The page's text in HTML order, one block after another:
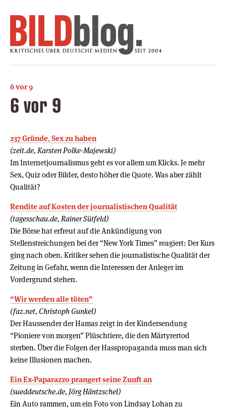
6 vor 9
6 vor 9
237 Gründe, Sex zu haben
(zeit.de, Karsten Polke-Majewski)
Im Internetjournalismus geht es vor allem um Klicks. Je mehr
Sex, Quiz oder Bilder, desto höher die Quote. Was aber zählt
Qualität?
Rendite auf Kosten der journalistischen Qualität
(tagesschau.de, Rainer Sütfeld)
Die Börse hat erfreut auf die Ankündigung von
Stellenstreichungen bei der “New York Times” reagiert: Der Kurs
ging nach oben. Kritiker sehen die journalistische Qualität der
Zeitung in Gefahr, wenn die Interessen der Anleger im
Vordergrund stehen.
“Wir werden alle töten”
(faz.net, Christoph Gunkel)
Der Haussender der Hamas zeigt in der Kindersendung
“Pioniere von morgen” Plüschtiere, die den Märtyrertod
sterben. Über die Folgen der Hasspropaganda muss man sich
keine Illusionen machen.
Ein Ex-Paparazzo prangert seine Zunft an
(sueddeutsche.de, Jörg Häntzschel)
Ein Auto rammen, um ein Foto von Lindsay Lohan zu